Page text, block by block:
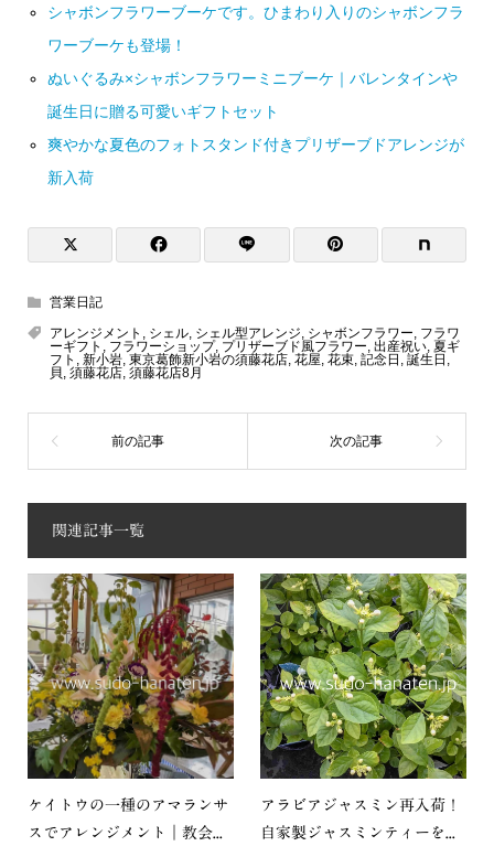
シャボンフラワーブーケです。ひまわり入りのシャボンフラ
ワーブーケも登場！
ぬいぐるみ×シャボンフラワーミニブーケ｜バレンタインや
誕生日に贈る可愛いギフトセット
爽やかな夏色のフォトスタンド付きプリザーブドアレンジが
新入荷
営業日記
アレンジメント , シェル, シェル型アレンジ, シャボンフラワー, フラワ
ーギフト , フラワーショップ, プリザーブド風フラワー, 出産祝い, 夏ギ
フト , 新小岩, 東京葛飾新小岩の須藤花店, 花屋, 花束, 記念日 , 誕生日 ,
貝, 須藤花店, 須藤花店8月
関連記事一覧
ケイトウの一種のアマランサ
スでアレンジメント｜教会...
アラビアジャスミン再入荷！
自家製ジャスミンティーを...